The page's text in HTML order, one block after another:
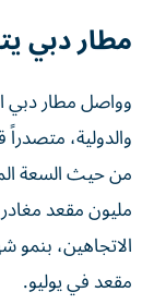
مطار دبي
وواصل مطار دبي
والدولية،
مقعد في يوليو.